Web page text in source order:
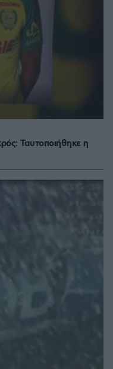
Ταυτοποιήθηκε η